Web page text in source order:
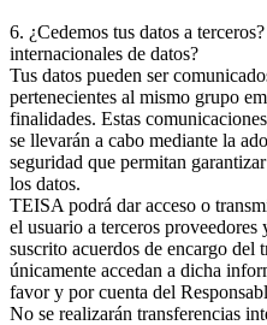
6. ¿Cedemos tus datos a
internacionales de datos?
Tus datos pueden ser
pertenecientes al mismo grupo
finalidades. Estas
se llevarán a cabo mediante la
seguridad que permitan
los datos.
TEISA podrá dar acceso o
el usuario a terceros
suscrito acuerdos de encargo del
únicamente accedan a dicha
favor y por cuenta del
No se realizarán transferencias